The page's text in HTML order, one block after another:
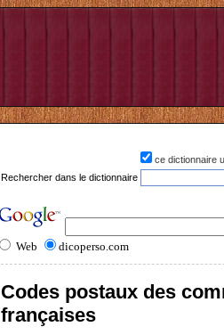
ce dictionnaire
Rechercher dans le dictionnaire
Web dicoperso.com
Codes postaux des
françaises